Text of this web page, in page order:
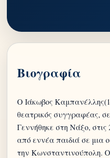
Βιογραφία
Ο Ιάκωβος
θεατρικός συγγραφέας,
Γεννήθηκε στη Νάξο, στις
από εννέα παιδιά σε μια
την Κωνσταντινούπολη.